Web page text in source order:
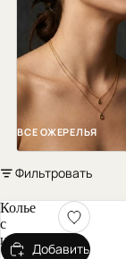
ВСЕ ОЖЕРЕЛЬЯ
Фильтровать
Колье
с
цилиндром
Добавить